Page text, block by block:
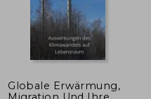
Globale Erwärmung,